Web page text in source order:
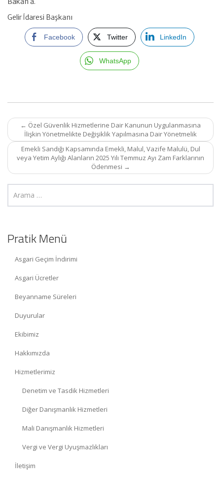
Gelir İdaresi Başkanı
Facebook Twitter LinkedIn
WhatsApp
Post
navigation
← Özel Güvenlik Hizmetlerine Dair Kanunun Uygulanmasına
İlişkin Yönetmelikte Değişiklik Yapılmasına Dair Yönetmelik
Emekli Sandığı Kapsamında Emekli, Malul, Vazife Malulü, Dul
veya Yetim Aylığı Alanların 2025 Yılı Temmuz Ayı Zam Farklarının
Ödenmesi →
Pratik Menü
Asgari Geçim İndirimi
Asgari Ücretler
Beyanname Süreleri
Duyurular
Ekibimiz
Hakkımızda
Hizmetlerimiz
Denetim ve Tasdik Hizmetleri
Diğer Danışmanlık Hizmetleri
Mali Danışmanlık Hizmetleri
Vergi ve Vergi Uyuşmazlıkları
İletişim